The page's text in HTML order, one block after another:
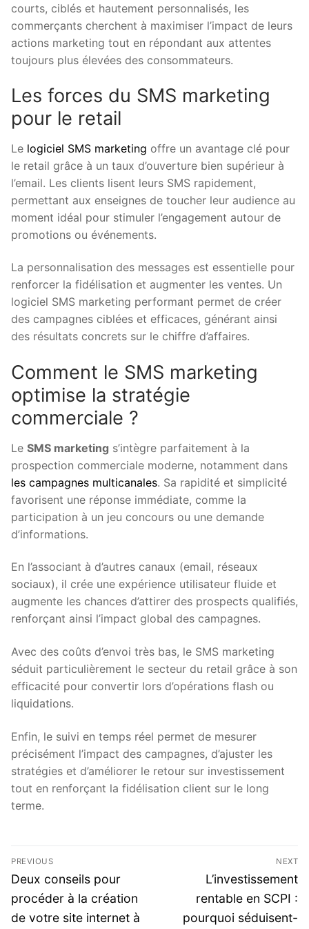
courts, ciblés et hautement personnalisés, les
commerçants cherchent à maximiser l’impact de leurs
actions marketing tout en répondant aux attentes
toujours plus élevées des consommateurs.
Les forces du SMS marketing
pour le retail
Le logiciel SMS marketing offre un avantage clé pour
le retail grâce à un taux d’ouverture bien supérieur à
l’email. Les clients lisent leurs SMS rapidement,
permettant aux enseignes de toucher leur audience au
moment idéal pour stimuler l’engagement autour de
promotions ou événements.
La personnalisation des messages est essentielle pour
renforcer la fidélisation et augmenter les ventes. Un
logiciel SMS marketing performant permet de créer
des campagnes ciblées et efficaces, générant ainsi
des résultats concrets sur le chiffre d’affaires.
Comment le SMS marketing
optimise la stratégie
commerciale ?
Le SMS marketing s’intègre parfaitement à la
prospection commerciale moderne, notamment dans
les campagnes multicanales. Sa rapidité et simplicité
favorisent une réponse immédiate, comme la
participation à un jeu concours ou une demande
d’informations.
En l’associant à d’autres canaux (email, réseaux
sociaux), il crée une expérience utilisateur fluide et
augmente les chances d’attirer des prospects qualifiés,
renforçant ainsi l’impact global des campagnes.
Avec des coûts d’envoi très bas, le SMS marketing
séduit particulièrement le secteur du retail grâce à son
efficacité pour convertir lors d’opérations flash ou
liquidations.
Enfin, le suivi en temps réel permet de mesurer
précisément l’impact des campagnes, d’ajuster les
stratégies et d’améliorer le retour sur investissement
tout en renforçant la fidélisation client sur le long
terme.
Post
navigation
PREVIOUS
Previous
post:
Deux conseils pour
procéder à la création
de votre site internet à
NEXT
Next
post:
L’investissement
rentable en SCPI :
pourquoi séduisent-